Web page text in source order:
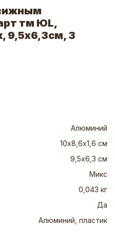
тм ЮL,
9,5х6,3см, 3
Алюминий
10х8,6х1,6 см
9,5х6,3 см
Микс
0,043 кг
Да
Алюминий, пластик